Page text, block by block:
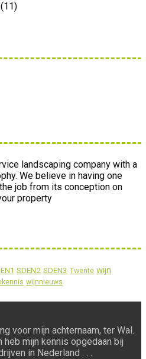
(11)
landscaping company with a
We believe in having one
job from its conception on
property
SDEN2 SDEN3 Twente wijn
wijnnieuws
voor mijn achternaam, ter Wal.
mijn kennis opgedaan bij
in Nederland . . .